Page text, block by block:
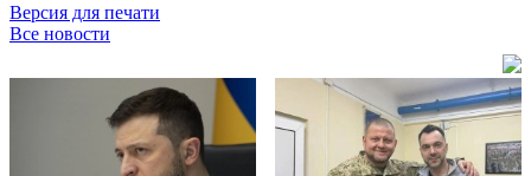
Версия для печати
Все новости